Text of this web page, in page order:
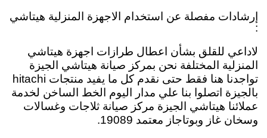
إرشادات مفصلة عن استخدام الاجهزة المنزلية هيتاشي
:
لاداعي للقلق بشأن اعطال طرازات اجهزة هيتاشي
المنزلية المختلفة نحن بمركز صيانة هيتاشي الجيزة
تواجدنا هنا فقط حتى نقدم كل ما يفيد منتجات hitachi
بالجيزة اتصلوا بنا علي مدار اليوم الخط الساخن لخدمة
عملائنا هيتاشي الجيزة مركز صيانة ثلاجات وغسالات
وسخان غاز وبوتاجاز معتمد 19089.